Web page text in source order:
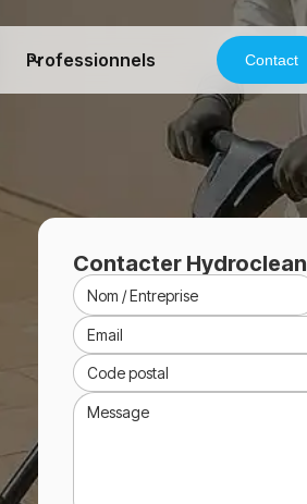
Professionnels Contact
Contacter Hydroclean